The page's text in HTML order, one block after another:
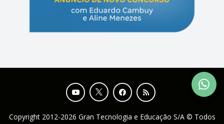
Copyright 2012-2026 Gran Tecnologia e Educação S/A © Todos